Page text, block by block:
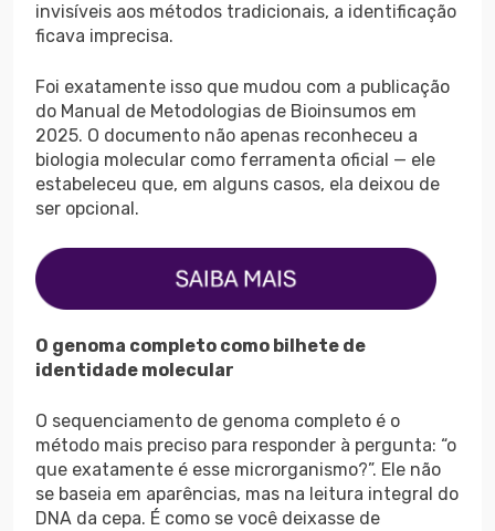
invisíveis aos métodos tradicionais, a identificação
ficava imprecisa.
Foi exatamente isso que mudou com a publicação
do Manual de Metodologias de Bioinsumos em
2025. O documento não apenas reconheceu a
biologia molecular como ferramenta oficial — ele
estabeleceu que, em alguns casos, ela deixou de
ser opcional.
O genoma completo como bilhete de
identidade molecular
O sequenciamento de genoma completo é o
método mais preciso para responder à pergunta: “o
que exatamente é esse microrganismo?”. Ele não
se baseia em aparências, mas na leitura integral do
DNA da cepa. É como se você deixasse de